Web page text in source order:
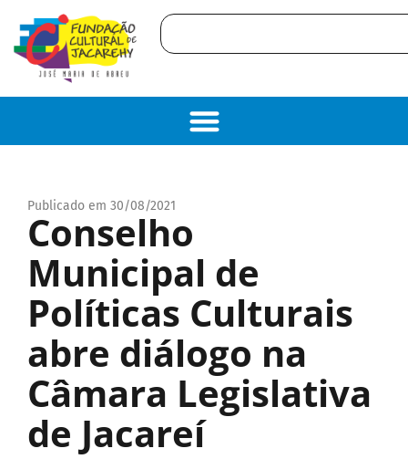
Publicado em 30/08/2021
Conselho
Municipal de
Políticas Culturais
abre diálogo na
Câmara Legislativa
de Jacareí